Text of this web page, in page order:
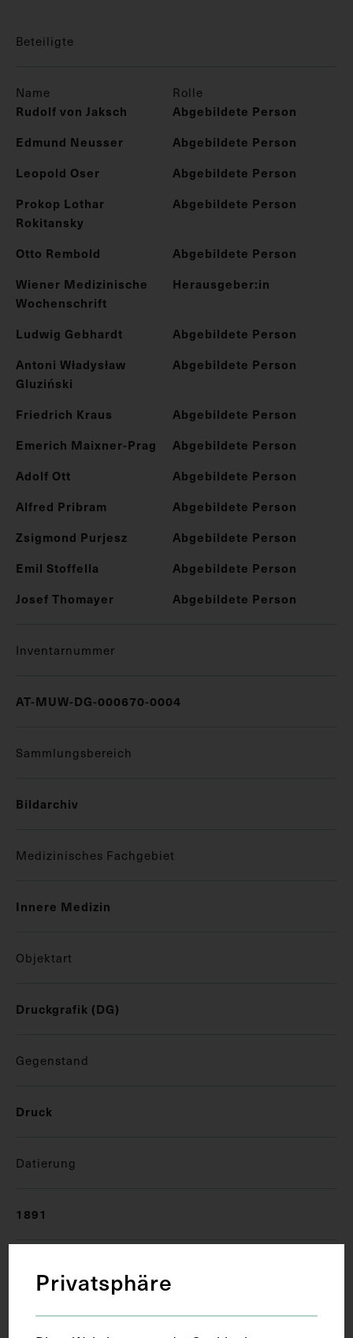
Beteiligte
Name Rolle
Rudolf von Jaksch
Abgebildete Person
Edmund Neusser
Abgebildete Person
Leopold Oser
Abgebildete Person
Prokop Lothar
Rokitansky
Abgebildete Person
Otto Rembold
Abgebildete Person
Wiener Medizinische
Wochenschrift
Herausgeber:in
Ludwig Gebhardt
Abgebildete Person
Antoni Władysław
Gluziński
Abgebildete Person
Friedrich Kraus
Abgebildete Person
Emerich Maixner-Prag
Abgebildete Person
Adolf Ott
Abgebildete Person
Alfred Pribram
Abgebildete Person
Zsigmond Purjesz
Abgebildete Person
Emil Stoffella
Abgebildete Person
Josef Thomayer
Abgebildete Person
Inventarnummer
AT-MUW-DG-000670-0004
Sammlungsbereich
Bildarchiv
Medizinisches Fachgebiet
Innere Medizin
Objektart
Druckgrafik (DG)
Gegenstand
Druck
Datierung
1891
Wien
Privatsphäre